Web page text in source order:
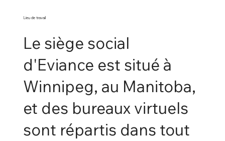
Lieu de travail
Le siège social
d'Eviance est situé à
Winnipeg, au Manitoba,
et des bureaux virtuels
sont répartis dans tout